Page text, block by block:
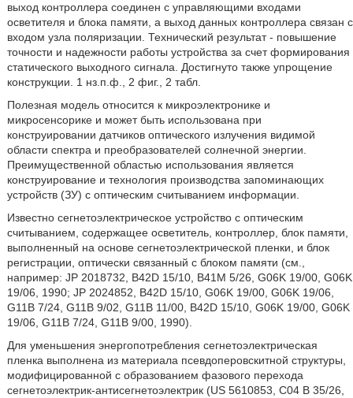
выход контроллера соединен с управляющими входами
осветителя и блока памяти, а выход данных контроллера связан с
входом узла поляризации. Технический результат - повышение
точности и надежности работы устройства за счет формирования
статического выходного сигнала. Достигнуто также упрощение
конструкции. 1 нз.п.ф., 2 фиг., 2 табл.
Полезная модель относится к микроэлектронике и
микросенсорике и может быть использована при
конструировании датчиков оптического излучения видимой
области спектра и преобразователей солнечной энергии.
Преимущественной областью использования является
конструирование и технология производства запоминающих
устройств (ЗУ) с оптическим считыванием информации.
Известно сегнетоэлектрическое устройство с оптическим
считыванием, содержащее осветитель, контроллер, блок памяти,
выполненный на основе сегнетоэлектрической пленки, и блок
регистрации, оптически связанный с блоком памяти (см.,
например: JP 2018732, B42D 15/10, В41М 5/26, G06K 19/00, G06K
19/06, 1990; JP 2024852, B42D 15/10, G06K 19/00, G06K 19/06,
G11B 7/24, G11B 9/02, G11B 11/00, B42D 15/10, G06K 19/00, G06K
19/06, G11B 7/24, G11B 9/00, 1990).
Для уменьшения энергопотребления сегнетоэлектрическая
пленка выполнена из материала псевдоперовскитной структуры,
модифицированной с образованием фазового перехода
сегнетоэлектрик-антисегнетоэлектрик (US 5610853, С04 В 35/26,